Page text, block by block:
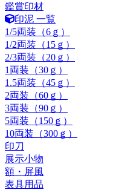
鑑賞印材
印泥 一覧
1/5両装（6ｇ）
1/2両装（15ｇ）
2/3両装（20ｇ）
1両装（30ｇ）
1.5両装（45ｇ）
2両装（60ｇ）
3両装（90ｇ）
5両装（150ｇ）
10両装（300ｇ）
印刀
展示小物
額・屏風
表具用品